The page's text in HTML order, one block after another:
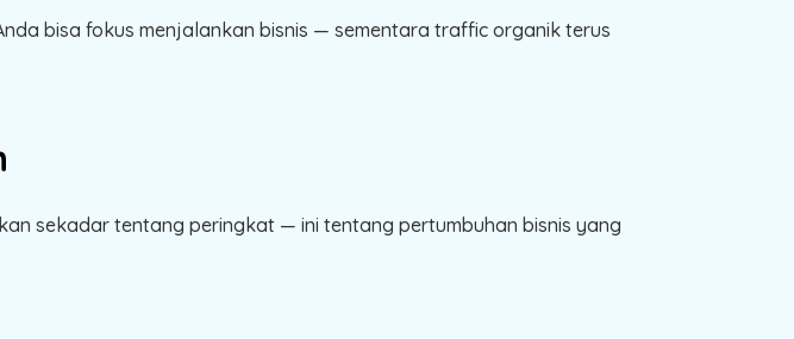
bisa fokus menjalankan bisnis — sementara traffic organik terus
sekadar tentang peringkat — ini tentang pertumbuhan bisnis yang